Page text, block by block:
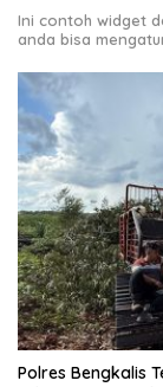
Ini contoh widget
anda bisa
Polres Bengkalis